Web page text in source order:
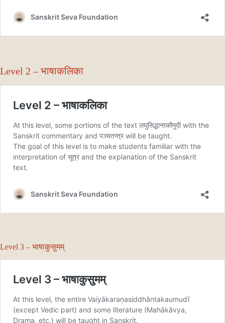
Level 2 – भाषाकलिका
Level 3 – भाषाकुसुमम्